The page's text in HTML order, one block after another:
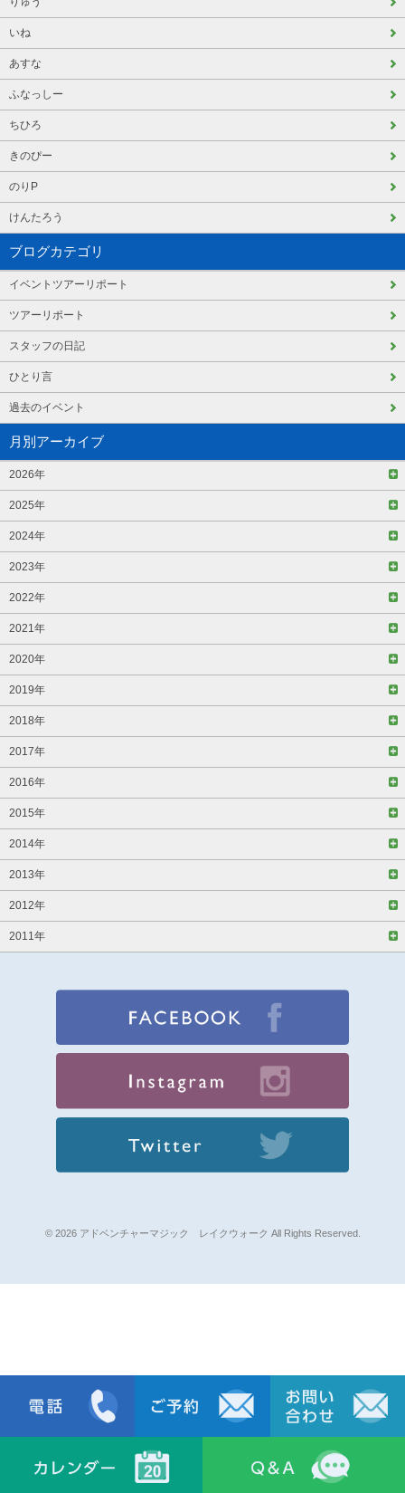
いね
あすな
ふなっしー
ちひろ
きのぴー
のりP
けんたろう
ブログカテゴリ
イベントツアーリポート
ツアーリポート
スタッフの日記
ひとり言
過去のイベント
月別アーカイブ
2026年
2025年
2024年
2023年
2022年
2021年
2020年
2019年
2018年
2017年
2016年
2015年
2014年
2013年
2012年
2011年
© 2026 アドベンチャーマジック レイクウォーク All Rights Reserved.